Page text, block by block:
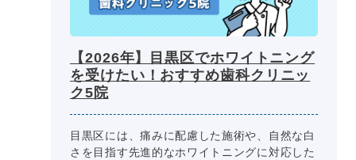
【2026年】目黒区でホワイトニング
を受けたい！おすすめ歯科クリニッ
ク5院
目黒区には、痛みに配慮した施術や、自然な白
さを目指す先進的なホワイトニングに対応した